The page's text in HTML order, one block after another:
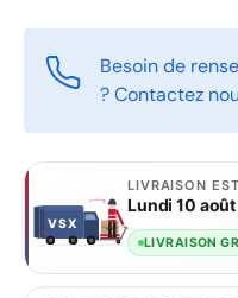
Besoin de
? Contactez
VSX VSX
LIVRAISON
Lundi 10 août
LIVRAISON